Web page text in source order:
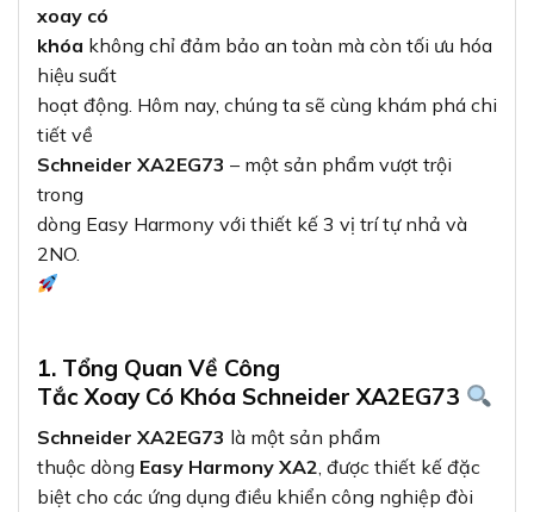
xoay có
khóa không chỉ đảm bảo an toàn mà còn tối ưu hóa
hiệu suất
hoạt động. Hôm nay, chúng ta sẽ cùng khám phá chi
tiết về
Schneider XA2EG73 – một sản phẩm vượt trội
trong
dòng Easy Harmony với thiết kế 3 vị trí tự nhả và
2NO.
1. Tổng Quan Về Công
Tắc Xoay Có Khóa Schneider XA2EG73
Schneider XA2EG73 là một sản phẩm
thuộc dòng Easy Harmony XA2 , được thiết kế đặc
biệt cho các ứng dụng điều khiển công nghiệp đòi